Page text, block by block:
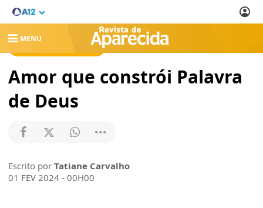
MENU
REVISTA DE APARECIDA
Amor que constrói Palavra
de Deus
Escrito por Tatiane Carvalho
01 FEV 2024 - 00H00